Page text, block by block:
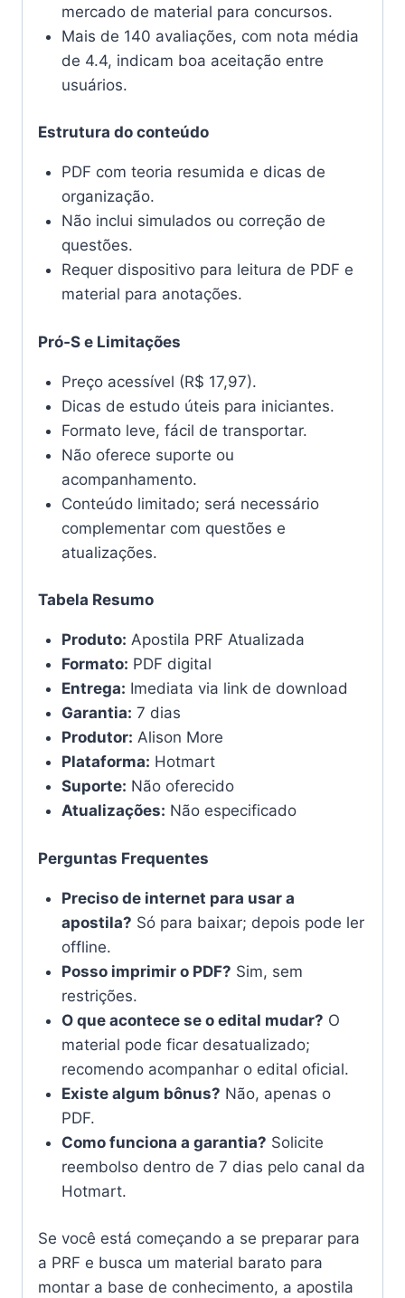
mercado de material para concursos.
Mais de 140 avaliações, com nota média
de 4.4, indicam boa aceitação entre
usuários.
Estrutura do conteúdo
PDF com teoria resumida e dicas de
organização.
Não inclui simulados ou correção de
questões.
Requer dispositivo para leitura de PDF e
material para anotações.
Pró‑S e Limitações
Preço acessível (R$ 17,97).
Dicas de estudo úteis para iniciantes.
Formato leve, fácil de transportar.
Não oferece suporte ou
acompanhamento.
Conteúdo limitado; será necessário
complementar com questões e
atualizações.
Tabela Resumo
Produto: Apostila PRF Atualizada
Formato: PDF digital
Entrega: Imediata via link de download
Garantia: 7 dias
Produtor: Alison More
Plataforma: Hotmart
Suporte: Não oferecido
Atualizações: Não especificado
Perguntas Frequentes
Preciso de internet para usar a
apostila? Só para baixar; depois pode ler
offline.
Posso imprimir o PDF? Sim, sem
restrições.
O que acontece se o edital mudar? O
material pode ficar desatualizado;
recomendo acompanhar o edital oficial.
Existe algum bônus? Não, apenas o
PDF.
Como funciona a garantia? Solicite
reembolso dentro de 7 dias pelo canal da
Hotmart.
Se você está começando a se preparar para
a PRF e busca um material barato para
montar a base de conhecimento, a apostila